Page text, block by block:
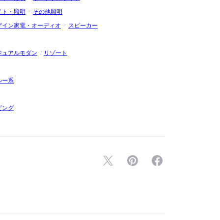
ト・照明
その他照明
イン家電・オーディオ
スピーカー
ュアルモダン
リゾート
ー系
ング